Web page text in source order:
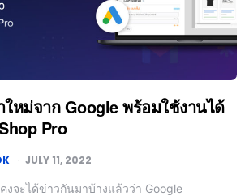
หม่จาก Google พร้อมใช้งานได้
Pro
JULY 11, 2022
งจะได้ข่าวกันมาบ้างแล้วว่า Google